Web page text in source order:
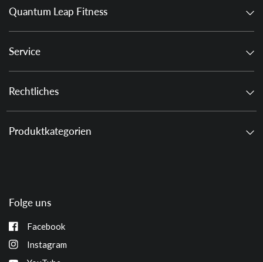
Quantum Leap Fitness
Service
Rechtliches
Folge uns
Facebook
Instagram
Produktkategorien